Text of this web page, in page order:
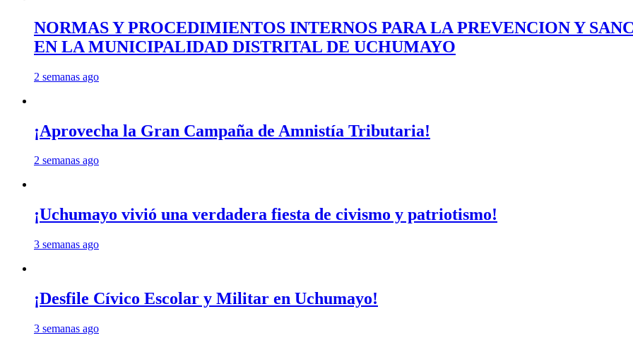
NORMAS Y PROCEDIMIENTOS INTERNOS PARA LA PREVENCION Y
EN LA MUNICIPALIDAD DISTRITAL DE UCHUMAYO
2 semanas ago
¡Aprovecha la Gran Campaña de Amnistía Tributaria!
2 semanas ago
¡Uchumayo vivió una verdadera fiesta de civismo y patriotismo!
3 semanas ago
¡Desfile Cívico Escolar y Militar en Uchumayo!
3 semanas ago